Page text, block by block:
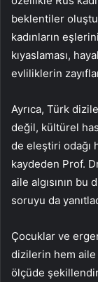
beklentiler
kadınların
kıyaslaması,
evliliklerin
Ayrıca, Türk
değil, kültürel
de eleştiri odağı
kaydeden Prof.
aile algısının
soruyu da
Çocuklar ve
dizilerin hem aile
ölçüde